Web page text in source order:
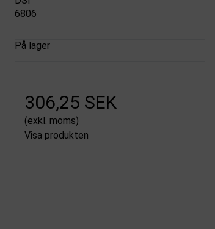
6806
På lager
306,25 SEK
(exkl. moms)
Visa produkten